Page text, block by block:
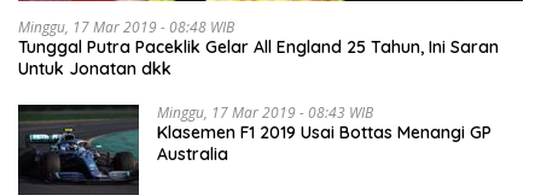
Minggu, 17 Mar 2019 - 08:48 WIB
Tunggal Putra Paceklik Gelar All England 25 Tahun, Ini Saran
Untuk Jonatan dkk
Minggu, 17 Mar 2019 - 08:43 WIB
Klasemen F1 2019 Usai Bottas Menangi GP
Australia